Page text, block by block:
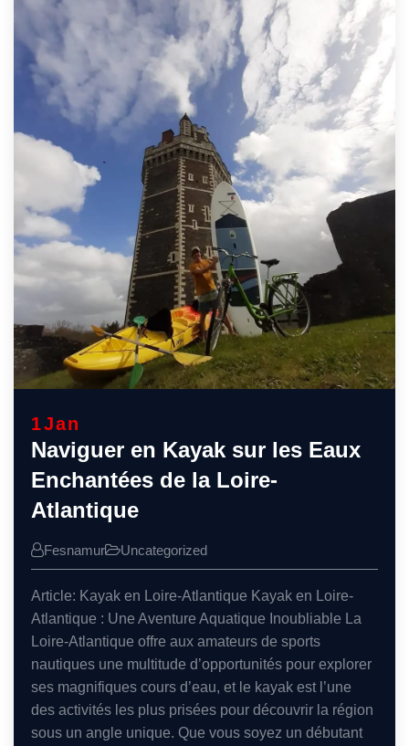
1Jan
Naviguer en Kayak sur les Eaux
Enchantées de la Loire-
Atlantique
Fesnamur Uncategorized
Article: Kayak en Loire-Atlantique Kayak en Loire-
Atlantique : Une Aventure Aquatique Inoubliable La
Loire-Atlantique offre aux amateurs de sports
nautiques une multitude d’opportunités pour explorer
ses magnifiques cours d’eau, et le kayak est l’une
des activités les plus prisées pour découvrir la région
sous un angle unique. Que vous soyez un débutant